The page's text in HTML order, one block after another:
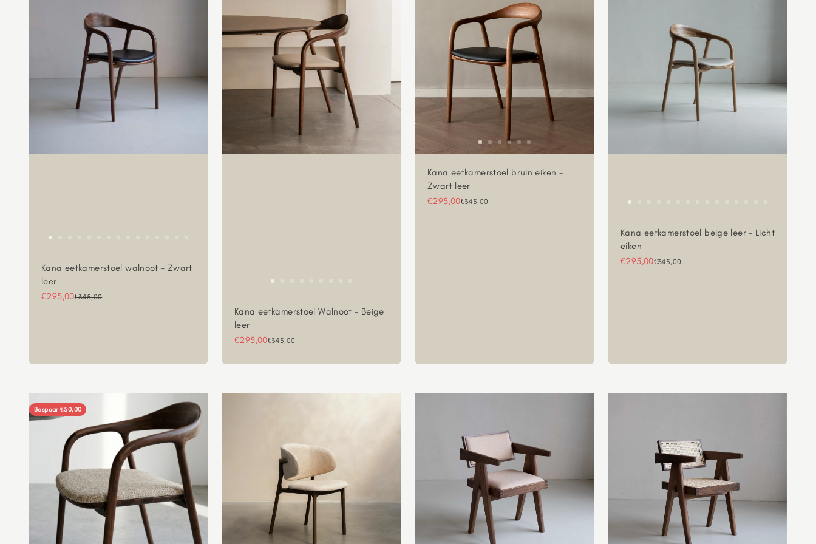
Kana eetkamerstoel walnoot - Zwart
leer
Aanbiedingsprijs
€295,00Normale prijs
€345,00
Kana eetkamerstoel Walnoot - Beige
leer
Aanbiedingsprijs
€295,00Normale prijs
€345,00
Kana eetkamerstoel bruin eiken -
Zwart leer
Aanbiedingsprijs
€295,00Normale prijs
€345,00
Kana eetkamerstoel beige leer - Licht
eiken
Aanbiedingsprijs
€295,00Normale prijs
€345,00
Bespaar €50,00